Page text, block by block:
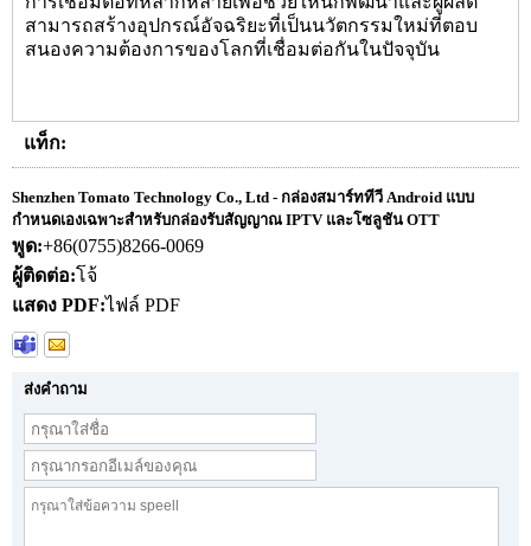
สามารถสร้างอุปกรณ์อัจฉริยะที่เป็นนวัตกรรมใหม่ที่ตอบ
สนองความต้องการของโลกที่เชื่อมต่อกันในปัจจุบัน
แท็ก:
Shenzhen Tomato Technology Co., Ltd - กล่องสมาร์ททีวี Android แบบ
กำหนดเองเฉพาะสำหรับกล่องรับสัญญาณ IPTV และโซลูชัน OTT
พูด:+86(0755)8266-0069
ผู้ติดต่อ:โจ้
แสดง PDF:ไฟล์ PDF
ส่งคำถาม